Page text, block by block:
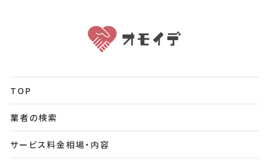
TOP
業者の検索
サービス料金相場・内容